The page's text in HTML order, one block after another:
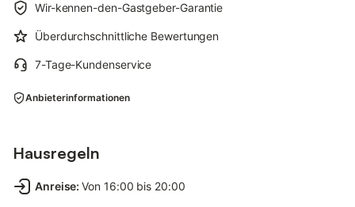
Wir-kennen-den-Gastgeber-Garantie
Überdurchschnittliche Bewertungen
7-Tage-Kundenservice
Anbieterinformationen
Hausregeln
Anreise: Von 16:00 bis 20:00